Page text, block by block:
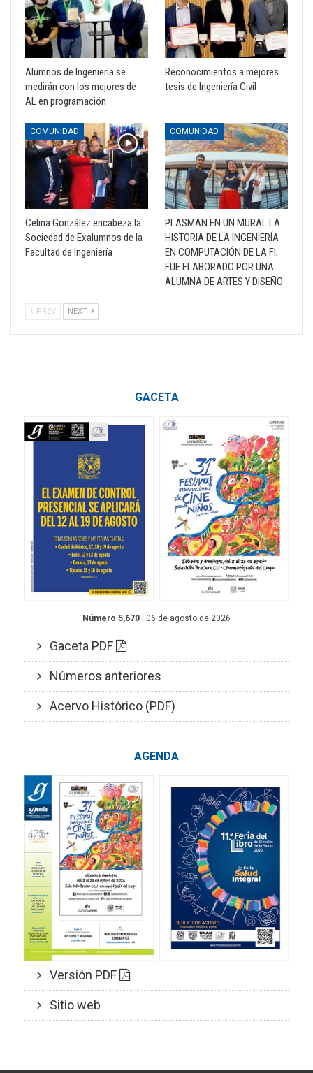
Alumnos de Ingeniería se
medirán con los mejores de
AL en programación
Reconocimientos a mejores
tesis de Ingeniería Civil
COMUNIDAD
Celina González encabeza la
Sociedad de Exalumnos de la
Facultad de Ingeniería
COMUNIDAD
PLASMAN EN UN MURAL LA
HISTORIA DE LA INGENIERÍA
EN COMPUTACIÓN DE LA FI;
FUE ELABORADO POR UNA
ALUMNA DE ARTES Y DISEÑO
PREV NEXT
GACETA
Número 5,670 | 06 de agosto de 2026
Gaceta PDF
Números anteriores
Acervo Histórico (PDF)
AGENDA
Versión PDF
Sitio web